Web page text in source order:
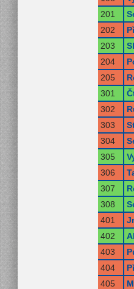
201
202
203
204
205
301
302
303
304
305
306
307
308
401
402
403
404
405